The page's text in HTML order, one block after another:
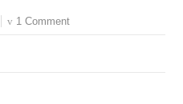
1 Comment